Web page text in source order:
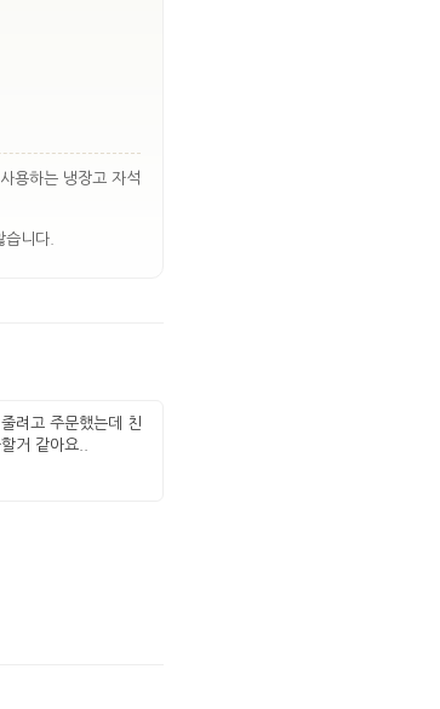
용하는 냉장고 자석
니다.
려고 주문했는데 친
거 같아요..